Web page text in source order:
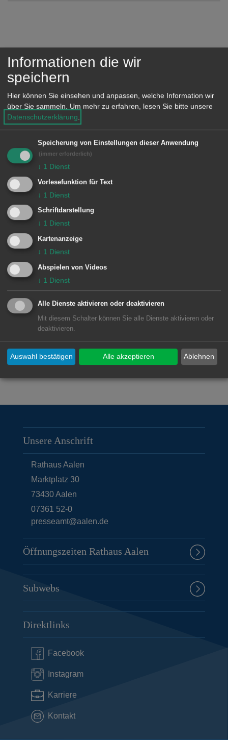
NO PLASTIC - Film der Rombachschule
Aalen
Einrichtungen
Haus der Jugend
Hort an der Hofherrnschule
Weststadtzentrum
Unsere Anschrift
Rathaus Aalen
Marktplatz 30
73430Aalen
07361 52-0
presseamt@aalen.de
Öffnungszeiten Rathaus Aalen
Subwebs
Direktlinks
Facebook
Instagram
Karriere
Kontakt
Informationen die wir
speichern
Hier können Sie einsehen und anpassen, welche Information wir
über Sie sammeln.
Um mehr zu erfahren, lesen Sie bitte unsere
Datenschutzerklärung
Speicherung von Einstellungen dieser Anwendung
(immer erforderlich)
↓ 1 Dienst
Vorlesefunktion für Text
↓ 1 Dienst
Schriftdarstellung
↓ 1 Dienst
Kartenanzeige
↓ 1 Dienst
Abspielen von Videos
↓ 1 Dienst
Alle Dienste aktivieren oder deaktivieren
Mit diesem Schalter können Sie alle Dienste aktivieren oder
deaktivieren.
Ablehnen
Auswahl bestätigen Alle akzeptieren